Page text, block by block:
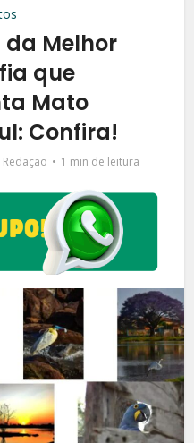
da Melhor
que
Mato
Confira!
Redação 1 min de leitura